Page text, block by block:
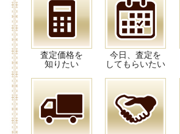
査定価格を
知りたい
今日、査定を
してもらいたい